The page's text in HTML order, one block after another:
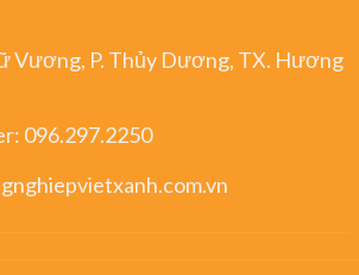
Vương, P. Thủy Dương, TX. Hương
096.297.2250